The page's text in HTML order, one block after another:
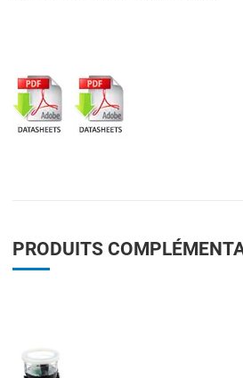
PRODUITS
Add to